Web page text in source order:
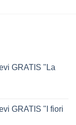
GRATIS "La
GRATIS "I fiori